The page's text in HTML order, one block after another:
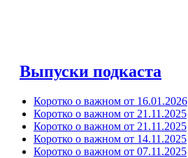
Выпуски подкаста
Коротко о важном от 16.01.2026
Коротко о важном от 21.11.2025
Коротко о важном от 21.11.2025
Коротко о важном от 14.11.2025
Коротко о важном от 07.11.2025